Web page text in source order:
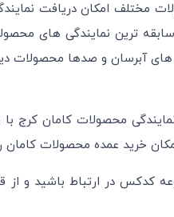
امکان دریافت
ترین نمایندگی های
آبرسان و صدها محصولات
محصولات کامان کرج با
واحد پشتیبانی مجموعه کدکس در ارتباط